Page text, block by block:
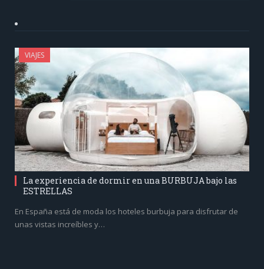
VIAJES
La experiencia de dormir en una BURBUJA bajo las
ESTRELLAS
En España está de moda los hoteles burbuja para disfrutar de
unas vistas increíbles y…